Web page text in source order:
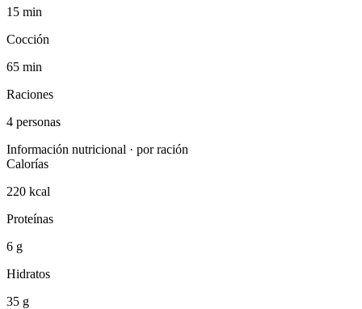
15 min
Cocción
65 min
Raciones
4 personas
Información nutricional · por ración
Calorías
220 kcal
Proteínas
6 g
Hidratos
35 g